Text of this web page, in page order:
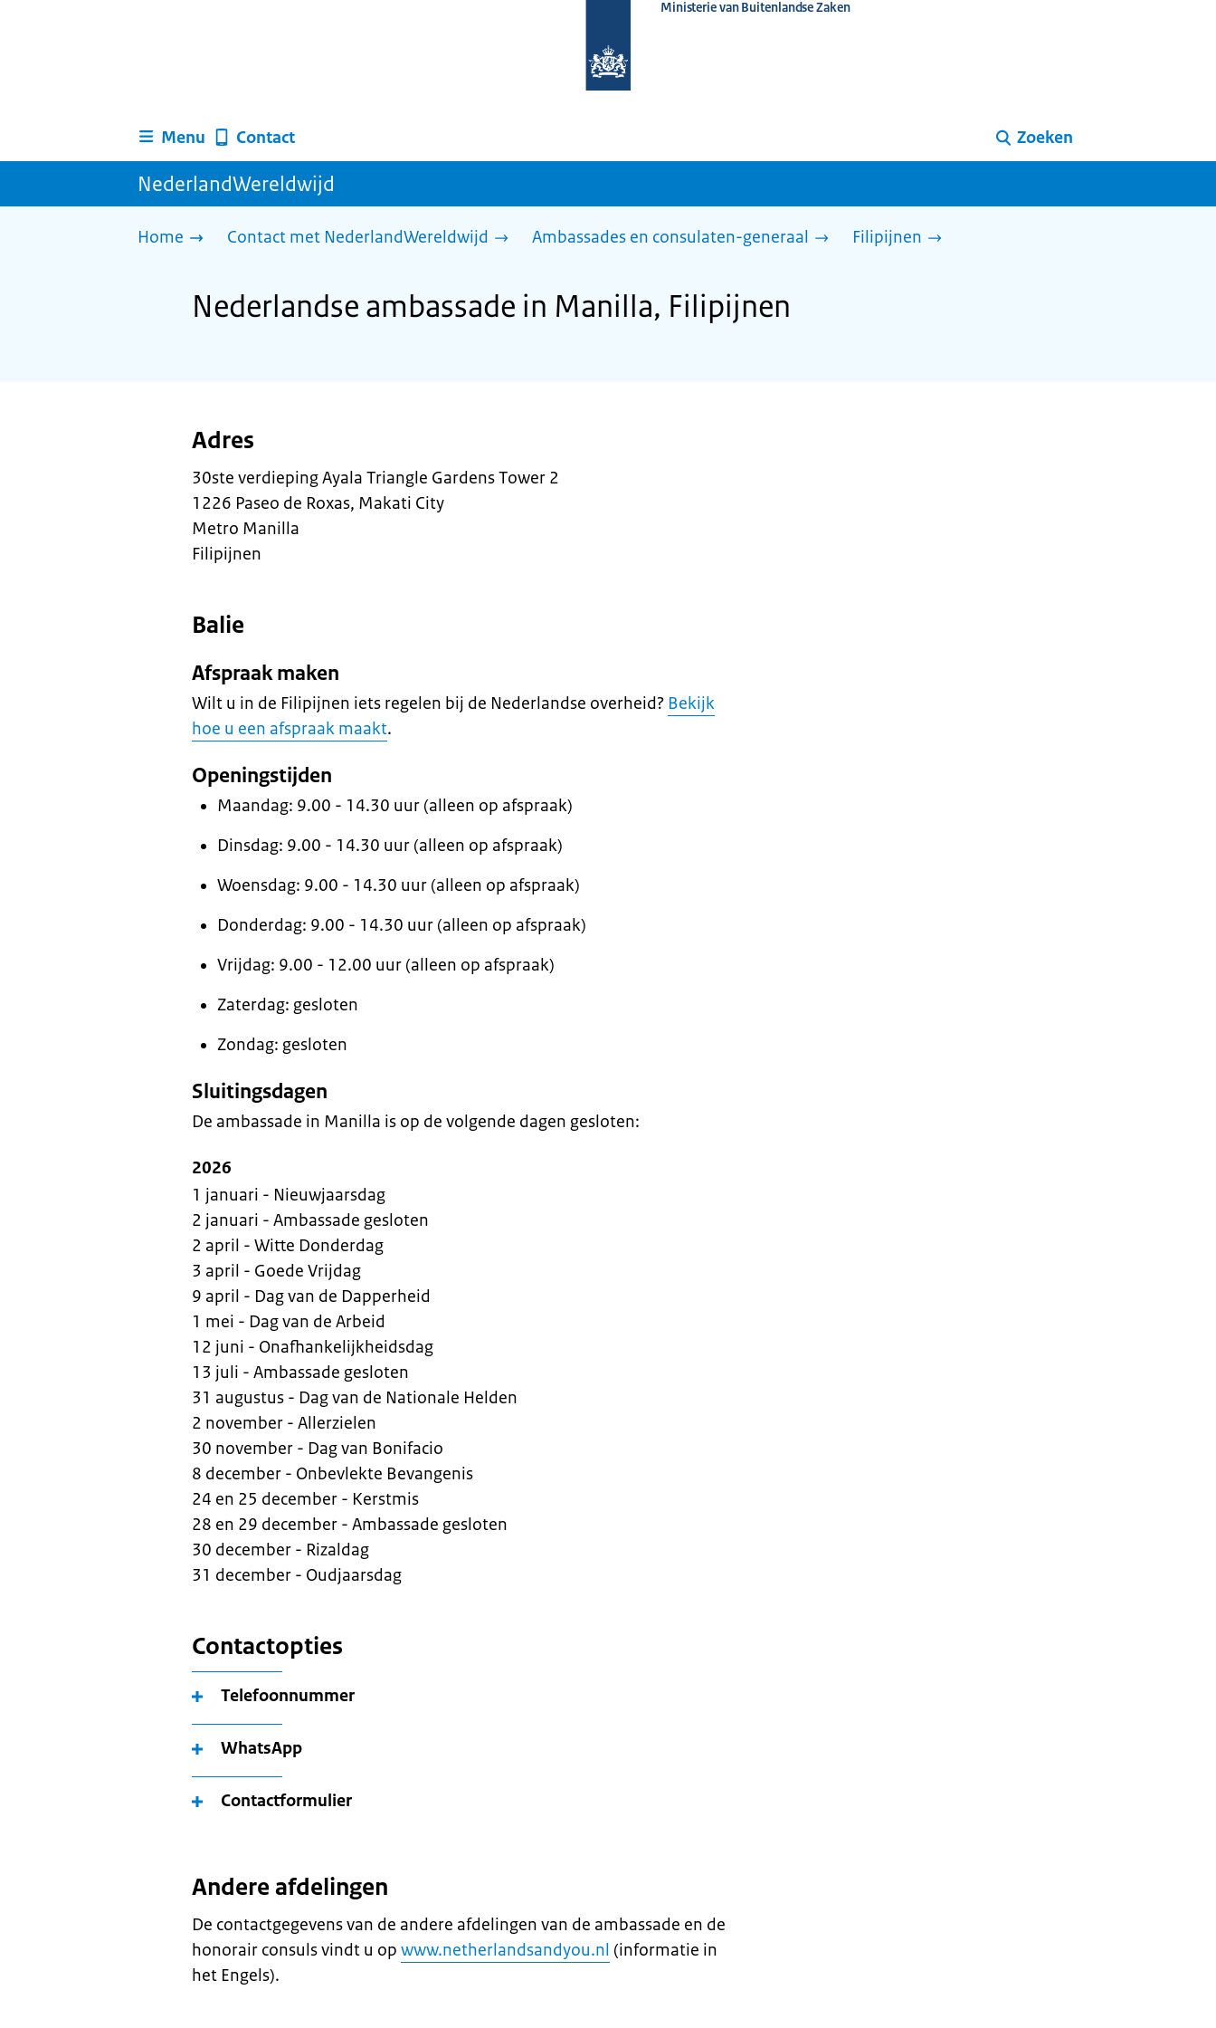
homepage
Ministerie van Buitenlandse Zaken
Menu Contact Zoeken
NederlandWereldwijd
Home Contact met NederlandWereldwijd Ambassades en consulaten-generaal Filipijnen
Nederlandse ambassade in Manilla, Filipijnen
Adres
30ste verdieping Ayala Triangle Gardens Tower 2
1226 Paseo de Roxas, Makati City
Metro Manilla
Filipijnen
Balie
Afspraak maken
Wilt u in de Filipijnen iets regelen bij de Nederlandse overheid? Bekijk
hoe u een afspraak maakt.
Openingstijden
Maandag: 9.00 - 14.30 uur (alleen op afspraak)
Dinsdag: 9.00 - 14.30 uur (alleen op afspraak)
Woensdag: 9.00 - 14.30 uur (alleen op afspraak)
Donderdag: 9.00 - 14.30 uur (alleen op afspraak)
Vrijdag: 9.00 - 12.00 uur (alleen op afspraak)
Zaterdag: gesloten
Zondag: gesloten
Sluitingsdagen
De ambassade in Manilla is op de volgende dagen gesloten:
2026
1 januari - Nieuwjaarsdag
2 januari - Ambassade gesloten
2 april - Witte Donderdag
3 april - Goede Vrijdag
9 april - Dag van de Dapperheid
1 mei - Dag van de Arbeid
12 juni - Onafhankelijkheidsdag
13 juli - Ambassade gesloten
31 augustus - Dag van de Nationale Helden
2 november - Allerzielen
30 november - Dag van Bonifacio
8 december - Onbevlekte Bevangenis
24 en 25 december - Kerstmis
28 en 29 december - Ambassade gesloten
30 december - Rizaldag
31 december - Oudjaarsdag
Contactopties
Telefoonnummer
WhatsApp
Contactformulier
Andere afdelingen
De contactgegevens van de andere afdelingen van de ambassade en de
honorair consuls vindt u op www.netherlandsandyou.nl (informatie in
het Engels).